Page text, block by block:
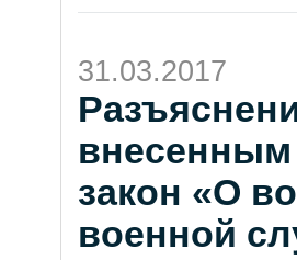
31.03.2017
закон «О
военной